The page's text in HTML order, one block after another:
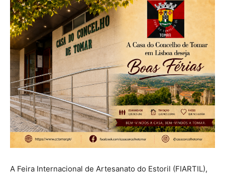
A Feira Internacional de Artesanato do Estoril (FIARTIL),